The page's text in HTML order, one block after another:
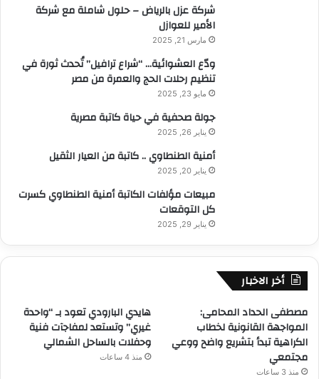
شركة عزل بالرياض – حلول شاملة مع شركة
الأمير للعوازل
مارس 21, 2025
ودّع العشوائية… “شراع ترافيل” تُحدث ثورة في
تنظيم رحلات الحج والعمرة من مصر
مايو 23, 2025
جولة صحفية في حياة كاتبة مصرية
يناير 26, 2025
أمنية الطنطاوي .. كاتبة من العيار الثقيل
يناير 20, 2025
مبيعات مؤلفات الكاتبة أمنية الطنطاوي كسرت
كل التوقعات
يناير 29, 2025
أخر الاخبار
مصطفى الحداد المحامى:
المواجهة القانونية لخطاب
الكراهية تبدأ بتشريع واضح ووعي
مجتمعي
منذ 3 ساعات
هايدي البارودي تعود بـ “واحدة
غيري” وتستعد لمفاجآت فنية
وحفلات بالساحل الشمالي
منذ 4 ساعات